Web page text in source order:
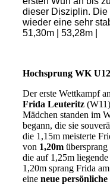
dieser Disziplin. Die
wieder eine sehr
51,30m | 53,28m |
Hochsprung WK U12
Der erste Wettkampf
Frida Leuteritz
Mädchen standen im
begann, die sie
die 1,15m meisterte
von 1,20mübersprang
die auf 1,25m
1,20m sprang Frida
eine neue